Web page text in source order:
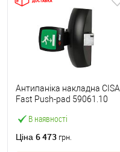
В наявності
Антипаніка накладна CISA
Fast Push-pad 59061.10
Ціна 6 473 грн.